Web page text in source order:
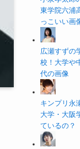
東学院六浦
っこいい画
広瀬すずの
校！大学や
代の画像
キンプリ永
大学・大阪
ているの？